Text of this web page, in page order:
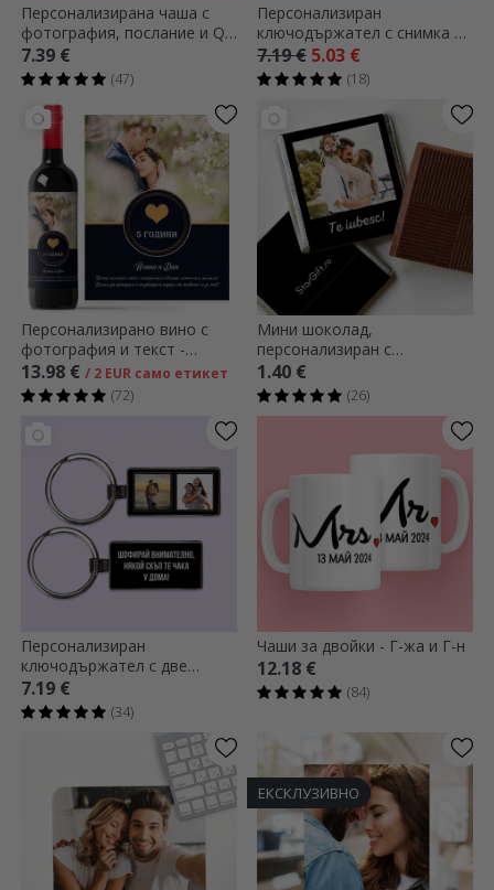
Персонализирана чаша с
фотография, послание и QR
код
7.39 €
(47)
Персонализиран
ключодържател с снимка и
послание
7.19 € 5.03 €
(18)
Персонализирано вино с
фотография и текст -
Моменти
13.98 € / 2 EUR само етикет
(72)
Мини шоколад,
персонализиран с
фотография и текст
1.40 €
(26)
Персонализиран
ключодържател с две
квадратни снимки и текст
7.19 €
(34)
Чаши за двойки - Г-жа и Г-н
12.18 €
(84)
ЕКСКЛУЗИВНО